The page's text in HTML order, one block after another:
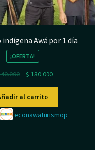
indígena Awá por 1 día
¡OFERTA!
original
era:
$ 140.000.
$ 130.000El
es:
$ 130.000.
al carrito
econawaturismop